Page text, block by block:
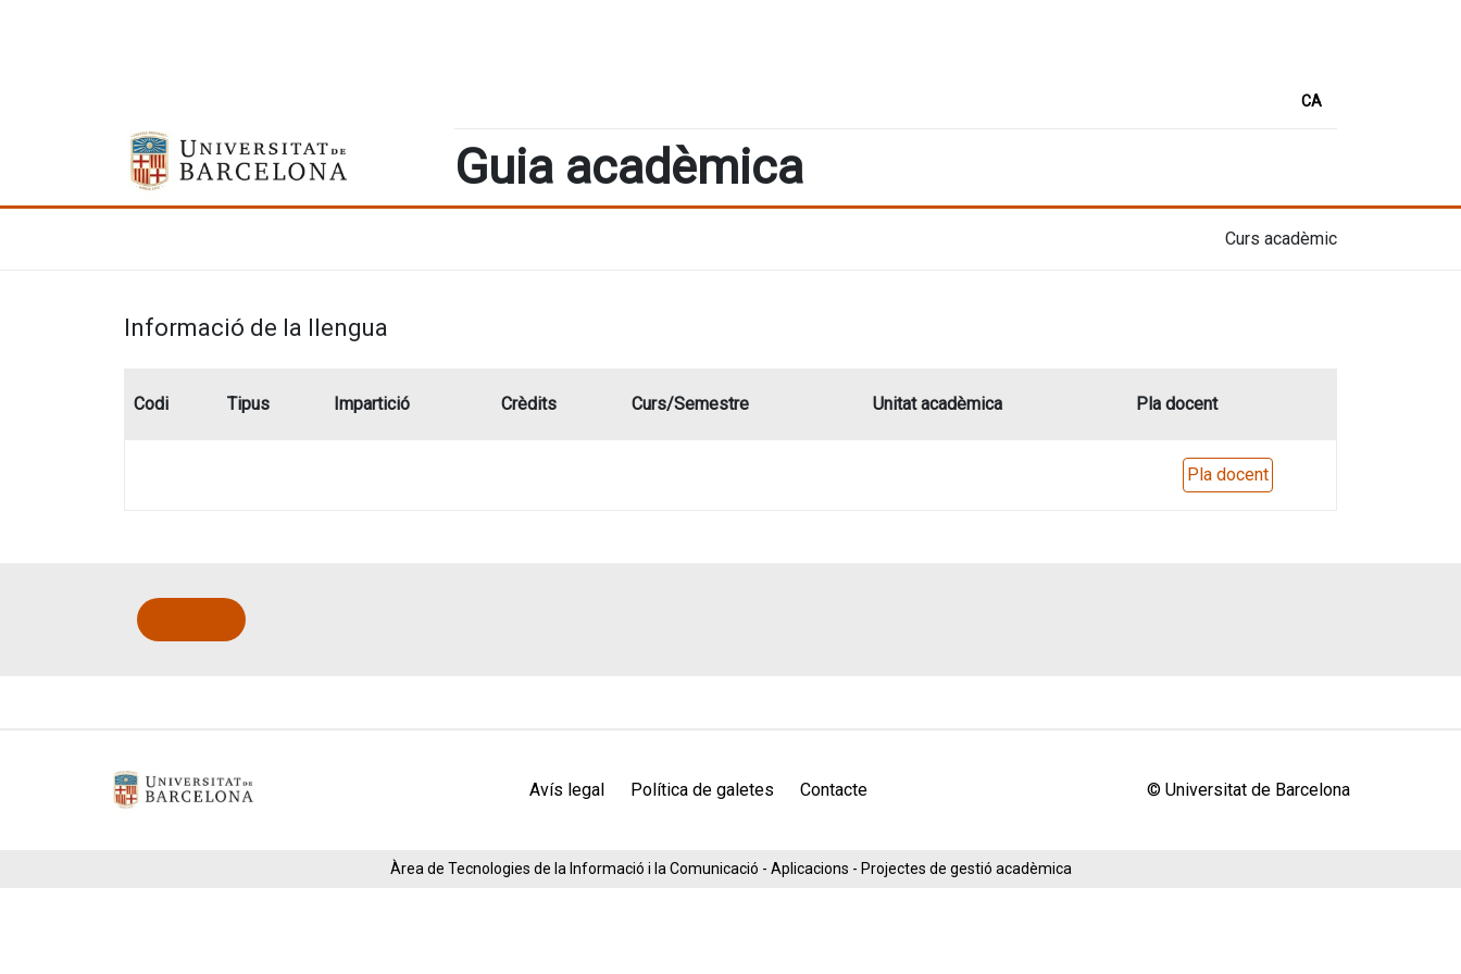
CA
Guia acadèmica
Curs acadèmic
Informació de la llengua
Codi Tipus Impartició Crèdits Curs/Semestre Unitat acadèmica Pla docent
Pla docent
Avís legal Política de galetes Contacte © Universitat de Barcelona
Àrea de Tecnologies de la Informació i la Comunicació - Aplicacions - Projectes de gestió acadèmica